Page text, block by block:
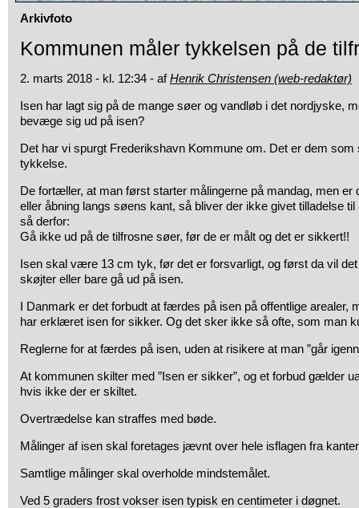
Arkivfoto
Kommunen måler tykkelsen på de
2. marts 2018 - kl. 12:34 - afHenrik Christensen (web-redaktør)
Isen har lagt sig på de mange søer og vandløb i det nordjyske,
bevæge sig ud på isen?
Det har vi spurgt Frederikshavn Kommune om. Det er dem som
tykkelse.
De fortæller, at man først starter målingerne på mandag, men er
eller åbning langs søens kant, så bliver der ikke givet tilladelse
så derfor:
Gå ikke ud på de tilfrosne søer, før de er målt og det er sikkert!!
Isen skal være 13 cm tyk, før det er forsvarligt, og først da vil
skøjter eller bare gå ud på isen.
I Danmark er det forbudt at færdes på isen på offentlige arealer,
har erklæret isen for sikker. Og det sker ikke så ofte, som man
Reglerne for at færdes på isen, uden at risikere at man ”går
At kommunen skilter med ”Isen er sikker”, og et forbud gælder
hvis ikke der er skiltet.
Overtrædelse kan straffes med bøde.
Målinger af isen skal foretages jævnt over hele isflagen fra
Samtlige målinger skal overholde mindstemålet.
Ved 5 graders frost vokser isen typisk en centimeter i døgnet.